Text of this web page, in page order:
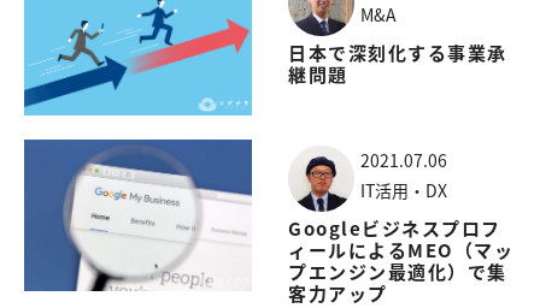
M&A
日本で深刻化する事業承
継問題
2021.07.06
IT活用・DX
Googleビジネスプロフ
ィールによるMEO（マッ
プエンジン最適化）で集
客力アップ